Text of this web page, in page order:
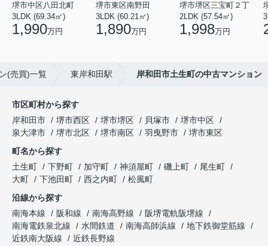
堺市中区八田北町
3LDK (69.34㎡)
1,990万円
堺市東区南野田
3LDK (60.21㎡)
1,890万円
堺市堺区三宝町２丁
2LDK (57.54㎡)
1,998万円
(売買)一覧 東岸和田駅 岸和田市土生町の中古マンション
市区町村から探す
岸和田市
堺市西区 堺市堺区 貝塚市
堺市中区
泉大津市
堺市北区 堺市南区 羽曳野市
堺市東区
町名から探す
土生町
下野町 加守町 神須屋町 磯上町
尾生町
大町
下池田町 西之内町
松風町
沿線から探す
南海本線
阪和線 南海高野線
阪堺電軌阪堺線
南海電鉄泉北線
水間鉄道 南海高師浜線
地下鉄御堂筋線
近鉄南大阪線
近鉄長野線